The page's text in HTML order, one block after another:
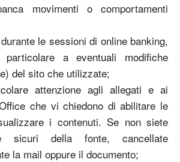
movimenti o comportamenti
le sessioni di online banking,
particolare a eventuali modifiche
del sito che utilizzate;
attenzione agli allegati e ai
che vi chiedono di abilitare le
i contenuti. Se non siete
sicuri della fonte, cancellate
la mail oppure il documento;